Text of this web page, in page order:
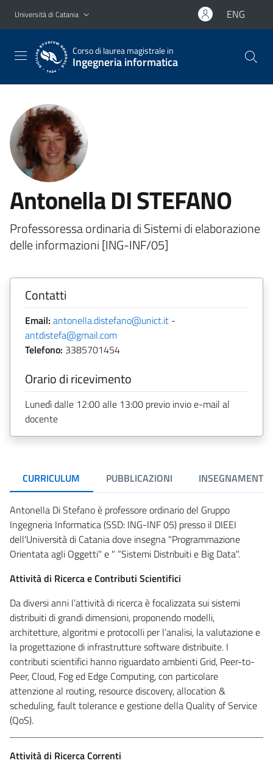
Vai al contenuto principale
Vai al menu di navigazione
Università di Catania ENG
Corso di laurea magistrale in
Ingegneria informatica
Antonella DI STEFANO
Professoressa ordinaria di Sistemi di elaborazione
delle informazioni [ING-INF/05]
Contatti
Email: antonella.distefano@unict.it -
antdistefa@gmail.com
Telefono: 3385701454
Orario di ricevimento
Lunedì dalle 12:00 alle 13:00 previo invio e-mail al
docente
CURRICULUM PUBBLICAZIONI INSEGNAMENTI
Antonella Di Stefano è professore ordinario del Gruppo
Ingegneria Informatica (SSD: ING-INF 05) presso il DIEEI
dell'Università di Catania dove insegna "Programmazione
Orientata agli Oggetti" e " “Sistemi Distribuiti e Big Data".
Attività di Ricerca e Contributi Scientifici
Da diversi anni l’attività di ricerca è focalizzata sui sistemi
distribuiti di grandi dimensioni, proponendo modelli,
architetture, algoritmi e protocolli per l’analisi, la valutazione e
la progettazione di infrastrutture software distribuite. I
contributi scientifici hanno riguardato ambienti Grid, Peer-to-
Peer, Cloud, Fog ed Edge Computing, con particolare
attenzione al routing, resource discovery, allocation &
scheduling, fault tolerance e gestione della Quality of Service
(QoS).
Attività di Ricerca Correnti